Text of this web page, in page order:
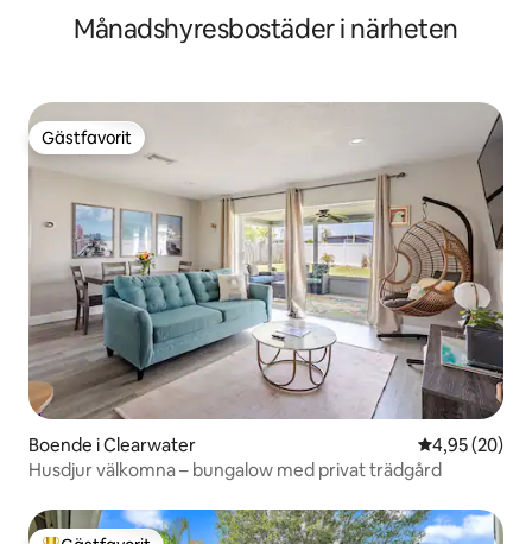
Månadshyresbostäder i närheten
Gästfavorit
Gästfavorit
Boende i Clearwater 4,95 av 5 i
4,95 (20)
Husdjur välkomna – bungalow med privat trädgård